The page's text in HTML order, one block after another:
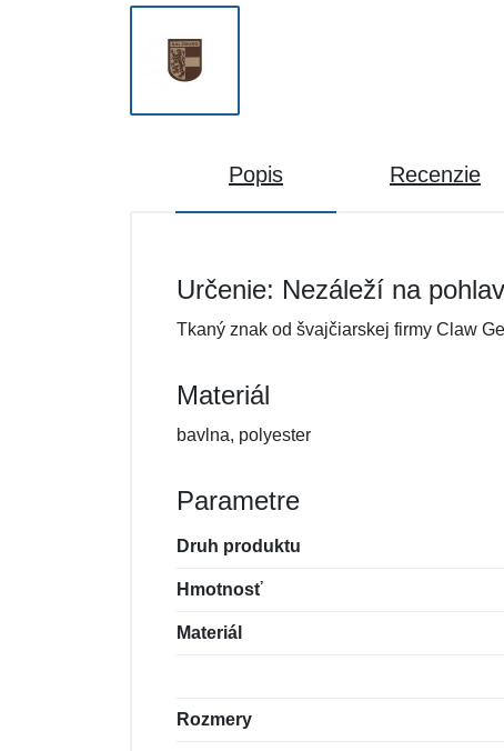
Popis Recenzie
Určenie: Nezáleží na
Tkaný znak od švajčiarskej firmy Claw
Materiál
bavlna, polyester
Parametre
Druh produktu
Hmotnosť
Materiál
Rozmery